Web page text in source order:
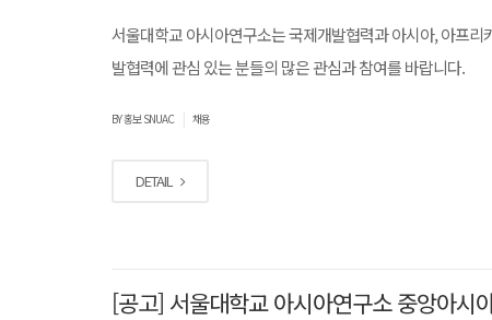
서울대학교 아시아연구소는 국제개발협력과 아시아, 아프
발협력에 관심 있는 분들의 많은 관심과 참여를 바랍니다.
BY 홍보 SNUAC 채용
DETAIL
[공고] 서울대학교 아시아연구소 중앙아시